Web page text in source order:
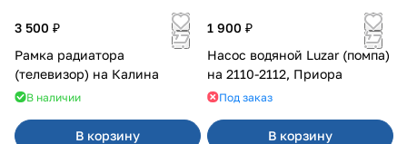
3 500 ₽
Рамка радиатора
(телевизор) на Калина
В наличии
В корзину
1 900 ₽
Насос водяной Luzar (помпа)
на 2110-2112, Приора
Под заказ
В корзину